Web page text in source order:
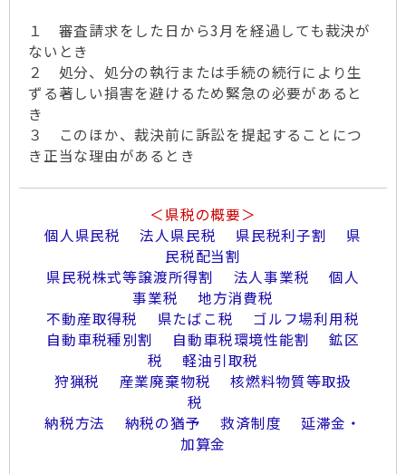
１ 審査請求をした日から3月を経過しても裁決が
ないとき
２ 処分、処分の執行または手続の続行により生
ずる著しい損害を避けるため緊急の必要があると
き
３ このほか、裁決前に訴訟を提起することにつ
き正当な理由があるとき
＜県税の概要＞
個人県民税
法人県民税 県民税利子割
県
民税配当割
県民税株式等譲渡所得割
法人事業税
個人
事業税
地方消費税
不動産取得税
県たばこ税
ゴルフ場利用税
自動車税種別割
自動車税環境性能割
鉱区
税
軽油引取税
狩猟税
産業廃棄物税
核燃料物質等取扱
税
納税方法
納税の猶予 救済制度
延滞金・
加算金